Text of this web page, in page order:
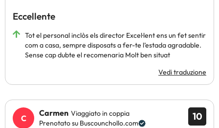
Eccellente
Tot el personal inclòs els director Excel·lent ens un fet sentir
com a casa, sempre disposats a fer-te l’estada agradable.
Sense cap dubte el recomenaria Molt ben situat
Vedi traduzione
10
Carmen Viaggiato in coppia
Prenotato su Buscounchollo.com